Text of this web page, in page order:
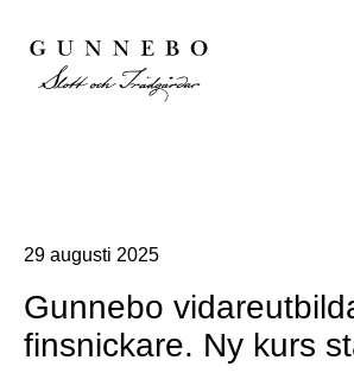
29 augusti 2025
Gunnebo
finsnickare. Ny kurs